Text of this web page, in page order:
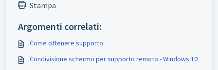
Stampa
Argomenti correlati:
Come ottenere supporto
Condivisione schermo per supporto remoto - Windows 10